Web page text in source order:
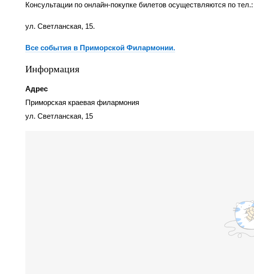
Консультации по онлайн-покупке билетов осуществляются по
ул. Светланская, 15.
Все события в Приморской Филармонии.
Информация
Адрес
Приморская краевая филармония
ул. Светланская, 15